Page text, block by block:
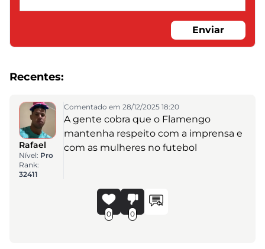
Enviar
Recentes:
Rafael
Nível: Pro
Rank:
32411
Comentado em 28/12/2025 18:20
A gente cobra que o Flamengo
mantenha respeito com a imprensa e
com as mulheres no futebol
0 0